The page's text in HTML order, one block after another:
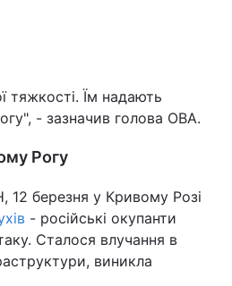
тяжкості. Їм надають
- зазначив голова ОВА.
Рогу
12 березня у Кривому Розі
- російські окупанти
Сталося влучання в
виникла